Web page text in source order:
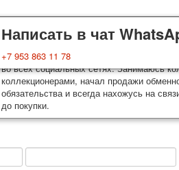
Доставка
Колоды, почтовые открытки тщательно
оплаты. Исключение: репринт под заказ,
осуществляется почтой России с треком
момент покупки. По желанию
Гарантия
Вы покупаете колоды игральных карт,
во всех социальных сетях. Занимаюсь
коллекционерами, начал продажи
обязательства и всегда нахожусь на
до покупки.
Написать в чат
+7 953 863 11 78